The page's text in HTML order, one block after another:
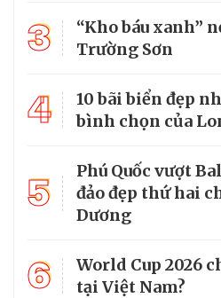
3
“Kho báu xanh”
Trường Sơn
4
10 bãi biển đẹp
bình chọn của
5
Phú Quốc vượt
đảo đẹp thứ hai
Dương
6
World Cup 2026
tại Việt Nam?